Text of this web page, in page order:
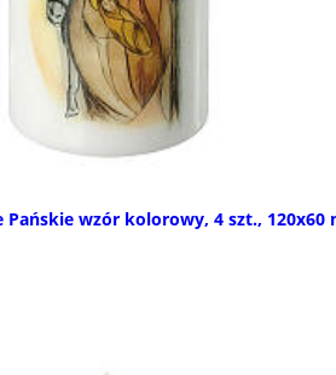
Pańskie wzór kolorowy, 4 szt., 120x60